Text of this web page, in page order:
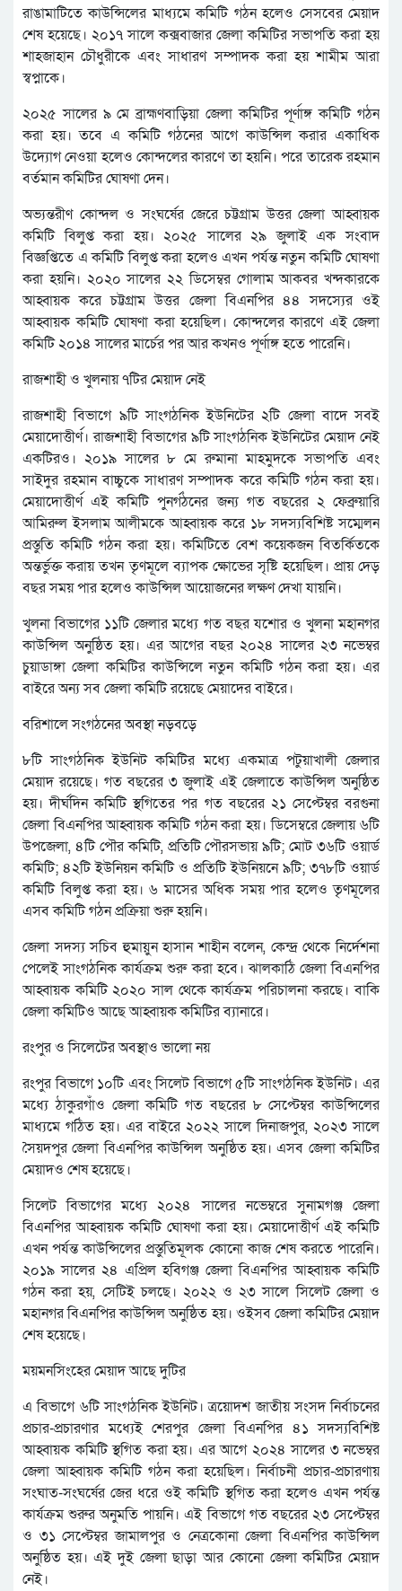
রাঙামাটিতে কাউন্সিলের মাধ্যমে কমিটি গঠন হলেও সেসবের মেয়াদ
শেষ হয়েছে। ২০১৭ সালে কক্সবাজার জেলা কমিটির সভাপতি করা হয়
শাহজাহান চৌধুরীকে এবং সাধারণ সম্পাদক করা হয় শামীম আরা
স্বপ্নাকে।
২০২৫ সালের ৯ মে ব্রাহ্মণবাড়িয়া জেলা কমিটির পূর্ণাঙ্গ কমিটি গঠন
করা হয়। তবে এ কমিটি গঠনের আগে কাউন্সিল করার একাধিক
উদ্যোগ নেওয়া হলেও কোন্দলের কারণে তা হয়নি। পরে তারেক রহমান
বর্তমান কমিটির ঘোষণা দেন।
অভ্যন্তরীণ কোন্দল ও সংঘর্ষের জেরে চট্টগ্রাম উত্তর জেলা আহ্বায়ক
কমিটি বিলুপ্ত করা হয়। ২০২৫ সালের ২৯ জুলাই এক সংবাদ
বিজ্ঞপ্তিতে এ কমিটি বিলুপ্ত করা হলেও এখন পর্যন্ত নতুন কমিটি ঘোষণা
করা হয়নি। ২০২০ সালের ২২ ডিসেম্বর গোলাম আকবর খন্দকারকে
আহ্বায়ক করে চট্টগ্রাম উত্তর জেলা বিএনপির ৪৪ সদস্যের ওই
আহ্বায়ক কমিটি ঘোষণা করা হয়েছিল। কোন্দলের কারণে এই জেলা
কমিটি ২০১৪ সালের মার্চের পর আর কখনও পূর্ণাঙ্গ হতে পারেনি।
রাজশাহী ও খুলনায় ৭টির মেয়াদ নেই
রাজশাহী বিভাগে ৯টি সাংগঠনিক ইউনিটের ২টি জেলা বাদে সবই
মেয়াদোত্তীর্ণ। রাজশাহী বিভাগের ৯টি সাংগঠনিক ইউনিটের মেয়াদ নেই
একটিরও। ২০১৯ সালের ৮ মে রুমানা মাহমুদকে সভাপতি এবং
সাইদুর রহমান বাচ্চুকে সাধারণ সম্পাদক করে কমিটি গঠন করা হয়।
মেয়াদোত্তীর্ণ এই কমিটি পুনর্গঠনের জন্য গত বছরের ২ ফেব্রুয়ারি
আমিরুল ইসলাম আলীমকে আহ্বায়ক করে ১৮ সদস্যবিশিষ্ট সম্মেলন
প্রস্তুতি কমিটি গঠন করা হয়। কমিটিতে বেশ কয়েকজন বিতর্কিতকে
অন্তর্ভুক্ত করায় তখন তৃণমূলে ব্যাপক ক্ষোভের সৃষ্টি হয়েছিল। প্রায় দেড়
বছর সময় পার হলেও কাউন্সিল আয়োজনের লক্ষণ দেখা যায়নি।
খুলনা বিভাগের ১১টি জেলার মধ্যে গত বছর যশোর ও খুলনা মহানগর
কাউন্সিল অনুষ্ঠিত হয়। এর আগের বছর ২০২৪ সালের ২৩ নভেম্বর
চুয়াডাঙ্গা জেলা কমিটির কাউন্সিলে নতুন কমিটি গঠন করা হয়। এর
বাইরে অন্য সব জেলা কমিটি রয়েছে মেয়াদের বাইরে।
বরিশালে সংগঠনের অবস্থা নড়বড়ে
৮টি সাংগঠনিক ইউনিট কমিটির মধ্যে একমাত্র পটুয়াখালী জেলার
মেয়াদ রয়েছে। গত বছরের ৩ জুলাই এই জেলাতে কাউন্সিল অনুষ্ঠিত
হয়। দীর্ঘদিন কমিটি স্থগিতের পর গত বছরের ২১ সেপ্টেম্বর বরগুনা
জেলা বিএনপির আহ্বায়ক কমিটি গঠন করা হয়। ডিসেম্বরে জেলায় ৬টি
উপজেলা, ৪টি পৌর কমিটি, প্রতিটি পৌরসভায় ৯টি; মোট ৩৬টি ওয়ার্ড
কমিটি; ৪২টি ইউনিয়ন কমিটি ও প্রতিটি ইউনিয়নে ৯টি; ৩৭৮টি ওয়ার্ড
কমিটি বিলুপ্ত করা হয়। ৬ মাসের অধিক সময় পার হলেও তৃণমূলের
এসব কমিটি গঠন প্রক্রিয়া শুরু হয়নি।
জেলা সদস্য সচিব হুমায়ুন হাসান শাহীন বলেন, কেন্দ্র থেকে নির্দেশনা
পেলেই সাংগঠনিক কার্যক্রম শুরু করা হবে। ঝালকাঠি জেলা বিএনপির
আহ্বায়ক কমিটি ২০২০ সাল থেকে কার্যক্রম পরিচালনা করছে। বাকি
জেলা কমিটিও আছে আহ্বায়ক কমিটির ব্যানারে।
রংপুর ও সিলেটের অবস্থাও ভালো নয়
রংপুর বিভাগে ১০টি এবং সিলেট বিভাগে ৫টি সাংগঠনিক ইউনিট। এর
মধ্যে ঠাকুরগাঁও জেলা কমিটি গত বছরের ৮ সেপ্টেম্বর কাউন্সিলের
মাধ্যমে গঠিত হয়। এর বাইরে ২০২২ সালে দিনাজপুর, ২০২৩ সালে
সৈয়দপুর জেলা বিএনপির কাউন্সিল অনুষ্ঠিত হয়। এসব জেলা কমিটির
মেয়াদও শেষ হয়েছে।
সিলেট বিভাগের মধ্যে ২০২৪ সালের নভেম্বরে সুনামগঞ্জ জেলা
বিএনপির আহ্বায়ক কমিটি ঘোষণা করা হয়। মেয়াদোত্তীর্ণ এই কমিটি
এখন পর্যন্ত কাউন্সিলের প্রস্তুতিমূলক কোনো কাজ শেষ করতে পারেনি।
২০১৯ সালের ২৪ এপ্রিল হবিগঞ্জ জেলা বিএনপির আহ্বায়ক কমিটি
গঠন করা হয়, সেটিই চলছে। ২০২২ ও ২৩ সালে সিলেট জেলা ও
মহানগর বিএনপির কাউন্সিল অনুষ্ঠিত হয়। ওইসব জেলা কমিটির মেয়াদ
শেষ হয়েছে।
ময়মনসিংহের মেয়াদ আছে দুটির
এ বিভাগে ৬টি সাংগঠনিক ইউনিট। ত্রয়োদশ জাতীয় সংসদ নির্বাচনের
প্রচার-প্রচারণার মধ্যেই শেরপুর জেলা বিএনপির ৪১ সদস্যবিশিষ্ট
আহ্বায়ক কমিটি স্থগিত করা হয়। এর আগে ২০২৪ সালের ৩ নভেম্বর
জেলা আহ্বায়ক কমিটি গঠন করা হয়েছিল। নির্বাচনী প্রচার-প্রচারণায়
সংঘাত-সংঘর্ষের জের ধরে ওই কমিটি স্থগিত করা হলেও এখন পর্যন্ত
কার্যক্রম শুরুর অনুমতি পায়নি। এই বিভাগে গত বছরের ২৩ সেপ্টেম্বর
ও ৩১ সেপ্টেম্বর জামালপুর ও নেত্রকোনা জেলা বিএনপির কাউন্সিল
অনুষ্ঠিত হয়। এই দুই জেলা ছাড়া আর কোনো জেলা কমিটির মেয়াদ
নেই।